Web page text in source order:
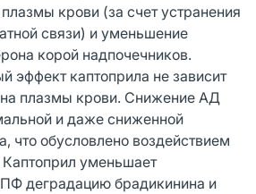
крови (за счет устранения
связи) и уменьшение
корой надпочечников.
эффект каптоприла не зависит
плазмы крови. Снижение АД
и даже сниженной
что обусловлено воздействием
уменьшает
деградацию брадикинина и